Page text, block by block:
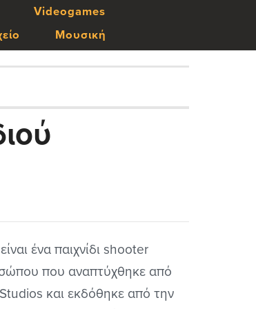
Videogames
Μουσική
ένα παιχνίδι shooter
που αναπτύχθηκε από
και εκδόθηκε από την